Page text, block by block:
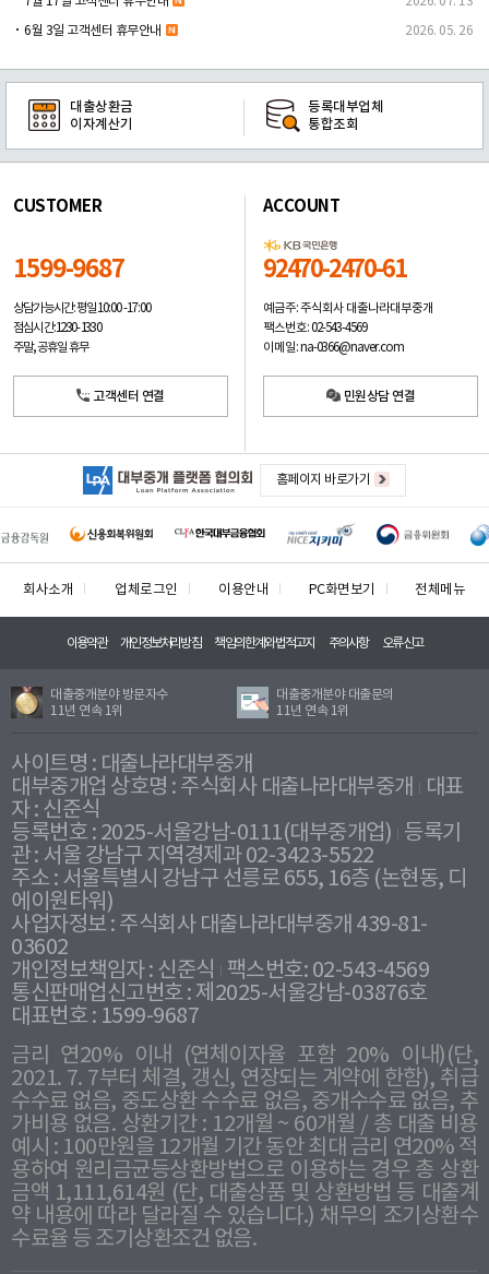
6월 3일 고객센터 휴무안내 2026. 05. 26
대출상환금
이자계산기
등록대부업체
통합조회
CUSTOMER
1599-9687
상담가능시간: 평일10:00 -17:00
점심시간: 12:30 - 13:30
주말, 공휴일 휴무
고객센터 연결
ACCOUNT
92470-2470-61
예금주: 주식회사 대출나라대부중개
팩스번호: 02-543-4569
이메일: na-0366@naver.com
민원상담 연결
홈페이지 바로가기
회사소개 업체로그인 이용안내 PC화면보기 전체메뉴
이용약관 개인정보처리방침 책임의한계와법적고지 주의사항 오류신고
대출중개분야 방문자수
11년 연속 1위
대출중개분야 대출문의
11년 연속 1위
사이트명 : 대출나라대부중개
대부중개업 상호명 : 주식회사 대출나라대부중개
대표
자 : 신준식
등록번호 : 2025-서울강남-0111(대부중개업) 등록기
관 : 서울 강남구 지역경제과 02-3423-5522
주소 : 서울특별시 강남구 선릉로 655, 16층 (논현동, 디
에이원타워)
사업자정보 : 주식회사 대출나라대부중개 439-81-
03602
개인정보책임자 : 신준식
팩스번호: 02-543-4569
통신판매업신고번호 : 제2025-서울강남-03876호
대표번호 : 1599-9687
금리 연20% 이내 (연체이자율 포함 20% 이내)(단,
2021. 7. 7부터 체결, 갱신, 연장되는 계약에 한함), 취급
수수료 없음, 중도상환 수수료 없음, 중개수수료 없음, 추
가비용 없음. 상환기간 : 12개월 ~ 60개월 / 총 대출 비용
예시 : 100만원을 12개월 기간 동안 최대 금리 연20% 적
용하여 원리금균등상환방법으로 이용하는 경우 총 상환
금액 1,111,614원 (단, 대출상품 및 상환방법 등 대출계
약 내용에 따라 달라질 수 있습니다.) 채무의 조기상환수
수료율 등 조기상환조건 없음.